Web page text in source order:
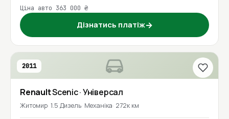
Ціна авто 363 000 ₴
Дізнатись платіж→
2011
RenaultScenic· Універсал
Житомир 1.5 Дизель Механіка 272к км